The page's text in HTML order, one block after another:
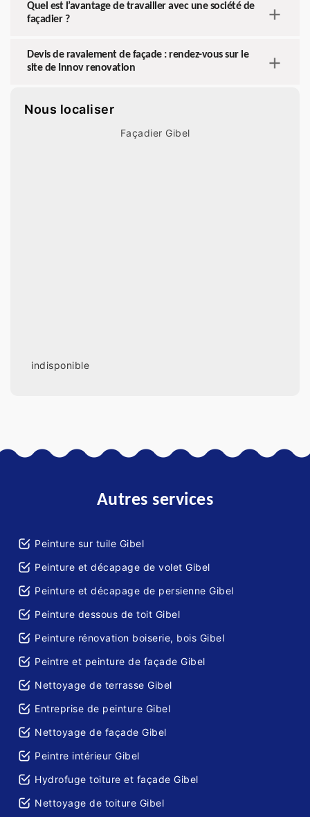
Quel est l’avantage de travailler avec une société de
façadier ?
Devis de ravalement de façade : rendez-vous sur le
site de Innov renovation
Nous localiser
Façadier Gibel
indisponible
Autres services
Peinture sur tuile Gibel
Peinture et décapage de volet Gibel
Peinture et décapage de persienne Gibel
Peinture dessous de toit Gibel
Peinture rénovation boiserie, bois Gibel
Peintre et peinture de façade Gibel
Nettoyage de terrasse Gibel
Entreprise de peinture Gibel
Nettoyage de façade Gibel
Peintre intérieur Gibel
Hydrofuge toiture et façade Gibel
Nettoyage de toiture Gibel